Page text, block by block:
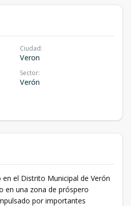
Ciudad:
Veron
Sector:
Verón
el Distrito Municipal de Verón
en una zona de próspero
por importantes